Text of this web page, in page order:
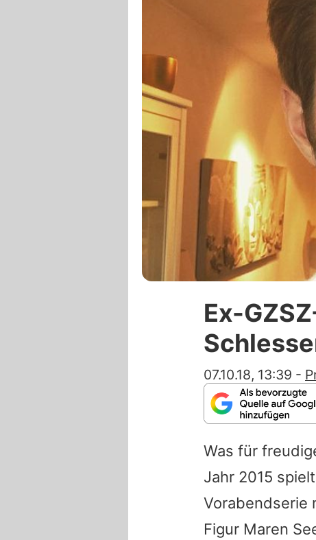
Ex-
07.10.18, 13:39 -
Was für
Jahr 2015
Vorabendserie
Figur Maren